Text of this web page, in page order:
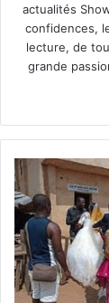
actualités
confidences,
lecture, de
grande